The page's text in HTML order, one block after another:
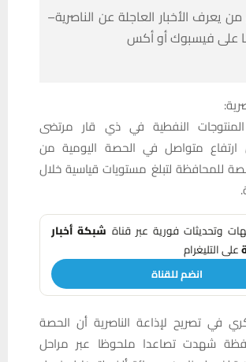
يعرف الأخبار العاجلة عن الناصرية–
على فيسبوك أو أكس
النفطية في ذي قار مرتضى
متواصل في الحصة اليومية من
للمحافظة لتبلغ مستويات قياسية خلال
وتحديثات فورية عبر قناة شبكة أخبار
على التليغرام
انضم للقناة
في تصريح لإذاعة الناصرية أن الحصة
شهدت تصاعدا ملحوظا عبر مراحل